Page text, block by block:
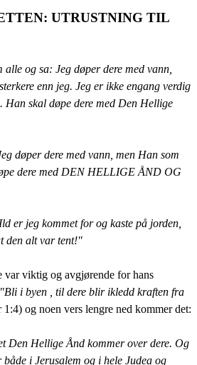
UTRUSTNING TIL
alle og sa: Jeg døper dere med vann,
enn jeg. Jeg er ikke engang verdig
Han skal døpe dere med Den Hellige
døper dere med vann, men Han som
dere med DEN HELLIGE ÅND OG
er jeg kommet for og kaste på jorden,
den alt var tent!"
var viktig og avgjørende for hans
"Bli i byen , til dere blir ikledd kraften fra
og noen vers lengre ned kommer det:
Den Hellige Ånd kommer over dere. Og
i Jerusalem og i hele Judea og